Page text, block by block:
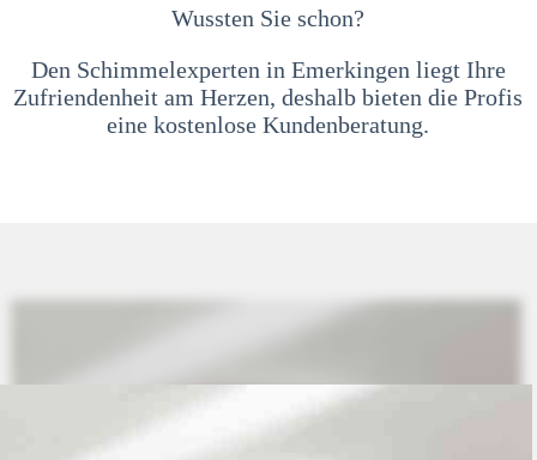
Wussten Sie schon?
Den Schimmelexperten in Emerkingen liegt Ihre
Zufriendenheit am Herzen, deshalb bieten die Profis
eine kostenlose Kundenberatung.